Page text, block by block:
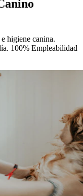
higiene canina.
100% Empleabilidad